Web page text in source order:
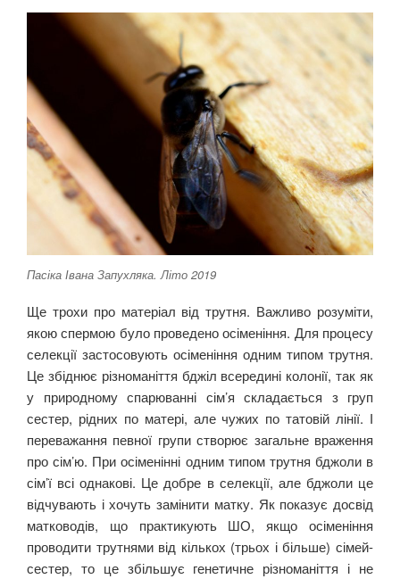
Пасіка Івана Запухляка. Літо 2019
Ще трохи про матеріал від трутня. Важливо розуміти,
якою спермою було проведено осіменіння. Для процесу
селекції застосовують осіменіння одним типом трутня.
Це збіднює різноманіття бджіл всередині колонії, так як
у природному спарюванні сім’я складається з груп
сестер, рідних по матері, але чужих по татовій лінії. І
переважання певної групи створює загальне враження
про сім’ю. При осіменінні одним типом трутня бджоли в
сім’ї всі однакові. Це добре в селекції, але бджоли це
відчувають і хочуть замінити матку. Як показує досвід
матководів, що практикують ШО, якщо осіменіння
проводити трутнями від кількох (трьох і більше) сімей-
сестер, то це збільшує генетичне різноманіття і не